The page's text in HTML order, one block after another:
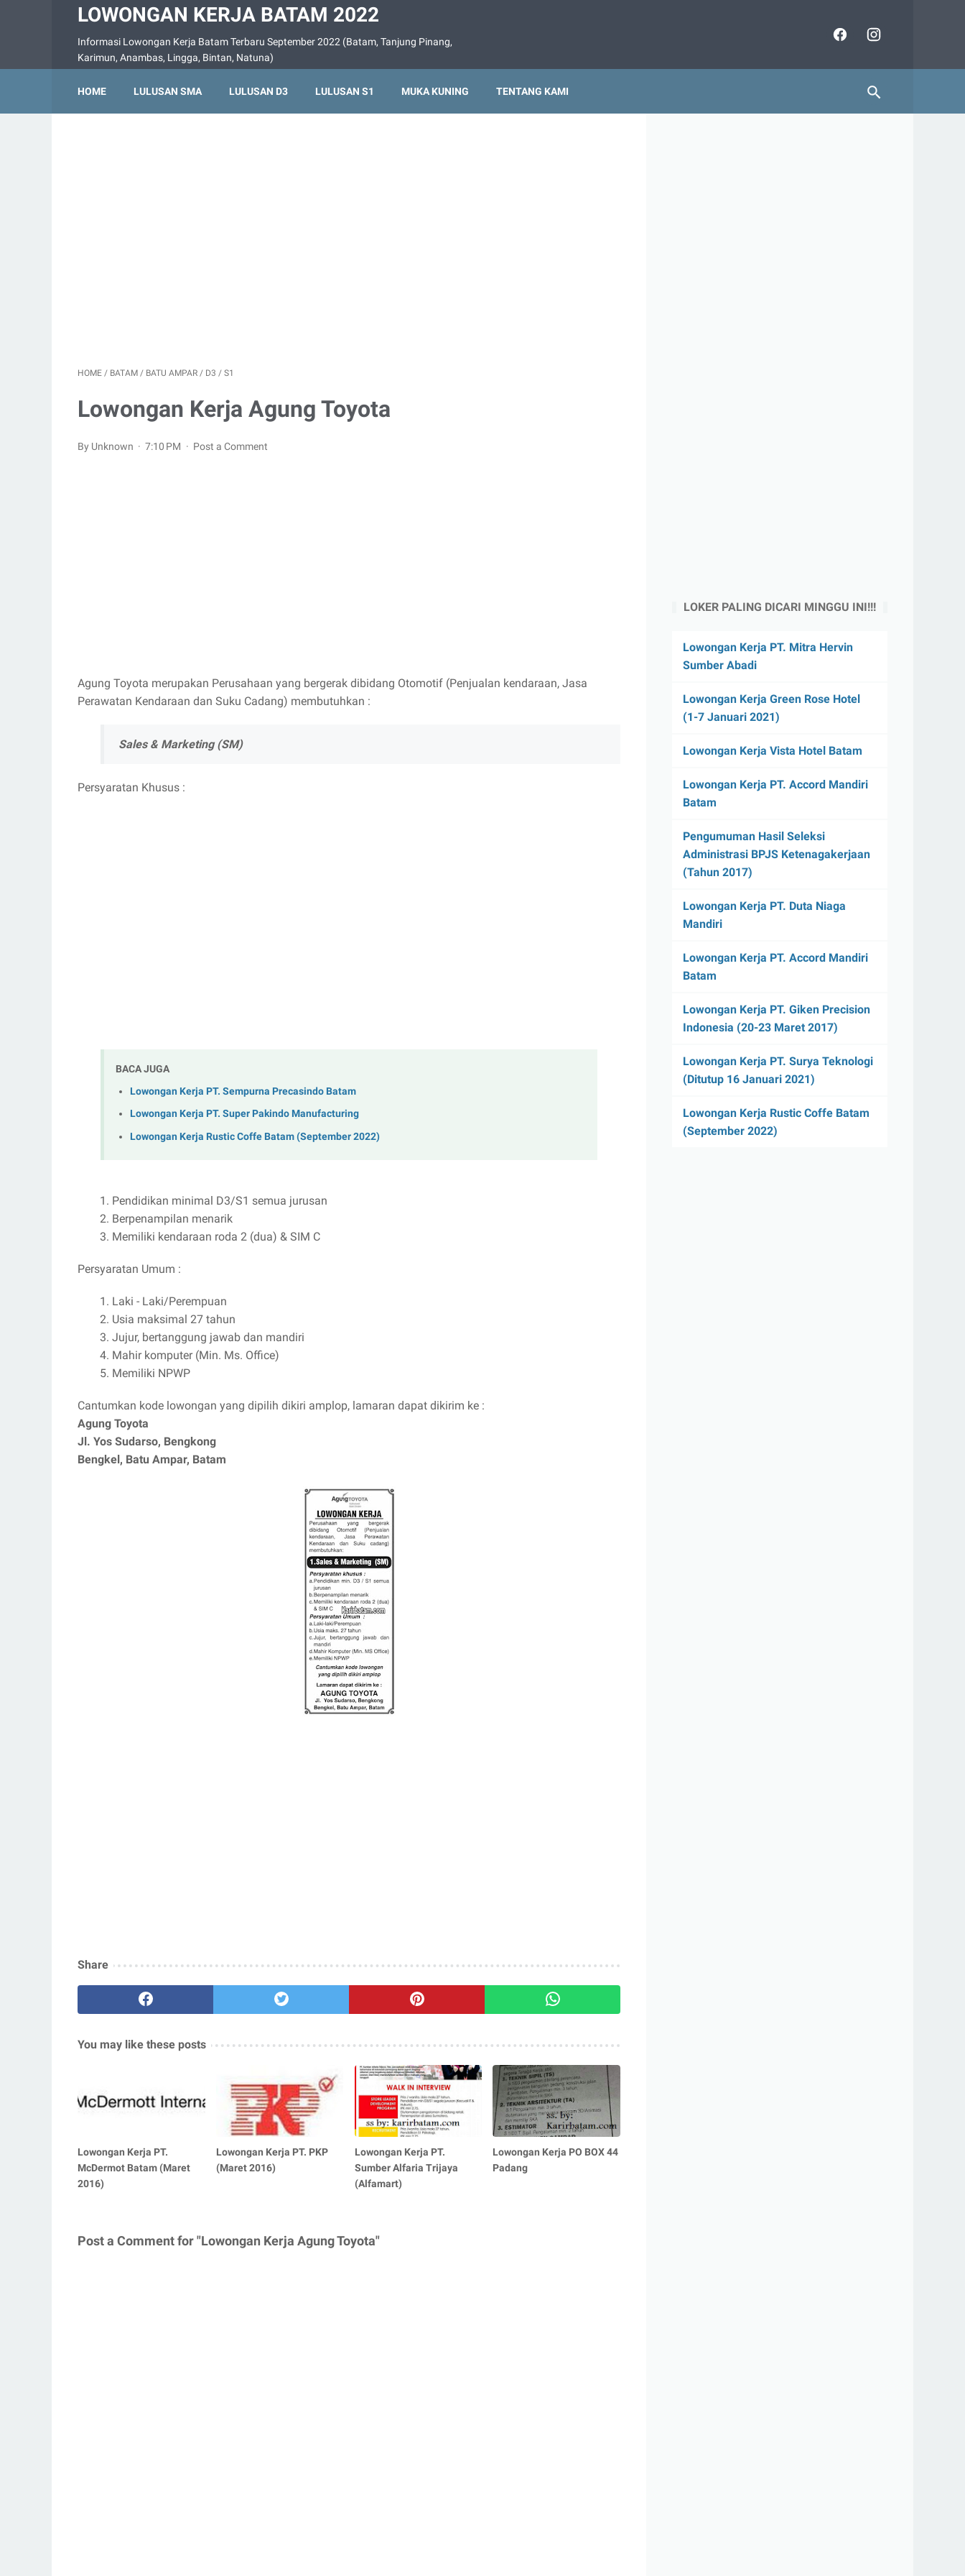
LOWONGAN KERJA BATAM 2022
Informasi Lowongan Kerja Batam Terbaru September 2022 (Batam, Tanjung Pinang,
Karimun, Anambas, Lingga, Bintan, Natuna)
HOME LULUSAN SMA LULUSAN D3 LULUSAN S1 MUKA KUNING TENTANG KAMI
HOME / BATAM / BATU AMPAR / D3 / S1
Lowongan Kerja Agung Toyota
By Unknown 7:10 PM Post a Comment
Agung Toyota merupakan Perusahaan yang bergerak dibidang Otomotif (Penjualan kendaraan, Jasa
Perawatan Kendaraan dan Suku Cadang) membutuhkan :
Sales & Marketing (SM)
Persyaratan Khusus :
BACA JUGA
Lowongan Kerja PT. Sempurna Precasindo Batam
Lowongan Kerja PT. Super Pakindo Manufacturing
Lowongan Kerja Rustic Coffe Batam (September 2022)
Pendidikan minimal D3/S1 semua jurusan
Berpenampilan menarik
Memiliki kendaraan roda 2 (dua) & SIM C
Persyaratan Umum :
Laki - Laki/Perempuan
Usia maksimal 27 tahun
Jujur, bertanggung jawab dan mandiri
Mahir komputer (Min. Ms. Office)
Memiliki NPWP
Cantumkan kode lowongan yang dipilih dikiri amplop, lamaran dapat dikirim ke :
Agung Toyota
Jl. Yos Sudarso, Bengkong
Bengkel, Batu Ampar, Batam
Share
You may like these posts
Lowongan Kerja PT.
McDermot Batam (Maret
2016)
Lowongan Kerja PT. PKP
(Maret 2016)
Lowongan Kerja PT.
Sumber Alfaria Trijaya
(Alfamart)
Lowongan Kerja PO BOX 44
Padang
Post a Comment for "Lowongan Kerja Agung Toyota"
LOKER PALING DICARI MINGGU INI!!!
Lowongan Kerja PT. Mitra Hervin
Sumber Abadi
Lowongan Kerja Green Rose Hotel
(1-7 Januari 2021)
Lowongan Kerja Vista Hotel Batam
Lowongan Kerja PT. Accord Mandiri
Batam
Pengumuman Hasil Seleksi
Administrasi BPJS Ketenagakerjaan
(Tahun 2017)
Lowongan Kerja PT. Duta Niaga
Mandiri
Lowongan Kerja PT. Accord Mandiri
Batam
Lowongan Kerja PT. Giken Precision
Indonesia (20-23 Maret 2017)
Lowongan Kerja PT. Surya Teknologi
(Ditutup 16 Januari 2021)
Lowongan Kerja Rustic Coffe Batam
(September 2022)